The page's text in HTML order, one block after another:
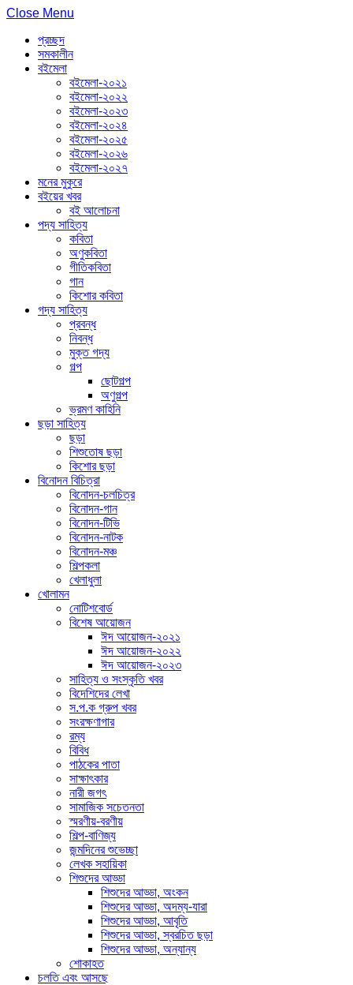
Close Menu
প্রচ্ছদ
সমকালীন
বইমেলা
বইমেলা-২০২১
বইমেলা-২০২২
বইমেলা-২০২৩
বইমেলা-২০২৪
বইমেলা-২০২৫
বইমেলা-২০২৬
বইমেলা-২০২৭
মনের মুকুরে
বইয়ের খবর
বই আলোচনা
পদ্য সাহিত্য
কবিতা
অণুকবিতা
গীতিকবিতা
গান
কিশোর কবিতা
গদ্য সাহিত্য
প্রবন্ধ
নিবন্ধ
মুক্ত গদ্য
গল্প
ছোটগল্প
অণুগল্প
ভ্রমণ কাহিনি
ছড়া সাহিত্য
ছড়া
শিশুতোষ ছড়া
কিশোর ছড়া
বিনোদন বিচিত্রা
বিনোদন-চলচিত্র
বিনোদন-গান
বিনোদন-টিভি
বিনোদন-নাটক
বিনোদন-মঞ্চ
শিল্পকলা
খেলাধুলা
খোলামন
নোটিশবোর্ড
বিশেষ আয়োজন
ঈদ আয়োজন-২০২১
ঈদ আয়োজন-২০২২
ঈদ আয়োজন-২০২৩
সাহিত্য ও সংস্কৃতি খবর
বিদেশিদের লেখা
স.প.ক গ্রুপ খবর
সংরক্ষণাগার
রম্য
বিবিধ
পাঠকের পাতা
সাক্ষাৎকার
নারী জগৎ
সামাজিক সচেতনতা
স্মরণীয়-বরণীয়
শিল্প-বাণিজ্য
জন্মদিনের শুভেচ্ছা
লেখক সহায়িকা
শিশুদের আড্ডা
শিশুদের আড্ডা, অংকন
শিশুদের আড্ডা, অদম্য-যারা
শিশুদের আড্ডা, আবৃতি
শিশুদের আড্ডা, স্বরচিত ছড়া
শিশুদের আড্ডা, অন্যান্য
শোকাহত
চলতি এবং আসছে